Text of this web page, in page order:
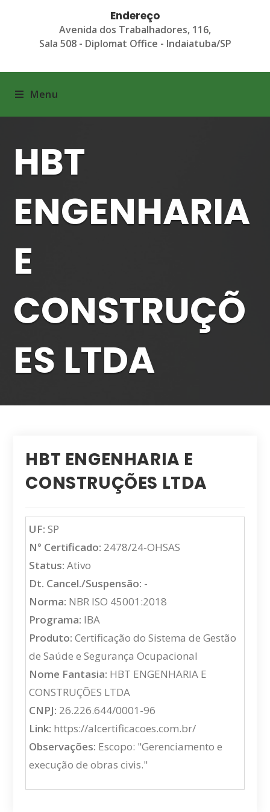
Endereço
Avenida dos Trabalhadores, 116,
Sala 508 - Diplomat Office - Indaiatuba/SP
Menu
HBT
ENGENHARIA
E
CONSTRUÇÕ
ES LTDA
HBT ENGENHARIA E
CONSTRUÇÕES LTDA
UF: SP
N° Certificado: 2478/24-OHSAS
Status: Ativo
Dt. Cancel./Suspensão: -
Norma: NBR ISO 45001:2018
Programa: IBA
Produto: Certificação do Sistema de Gestão
de Saúde e Segurança Ocupacional
Nome Fantasia: HBT ENGENHARIA E
CONSTRUÇÕES LTDA
CNPJ: 26.226.644/0001-96
Link: https://alcertificacoes.com.br/
Observações: Escopo: "Gerenciamento e
execução de obras civis."